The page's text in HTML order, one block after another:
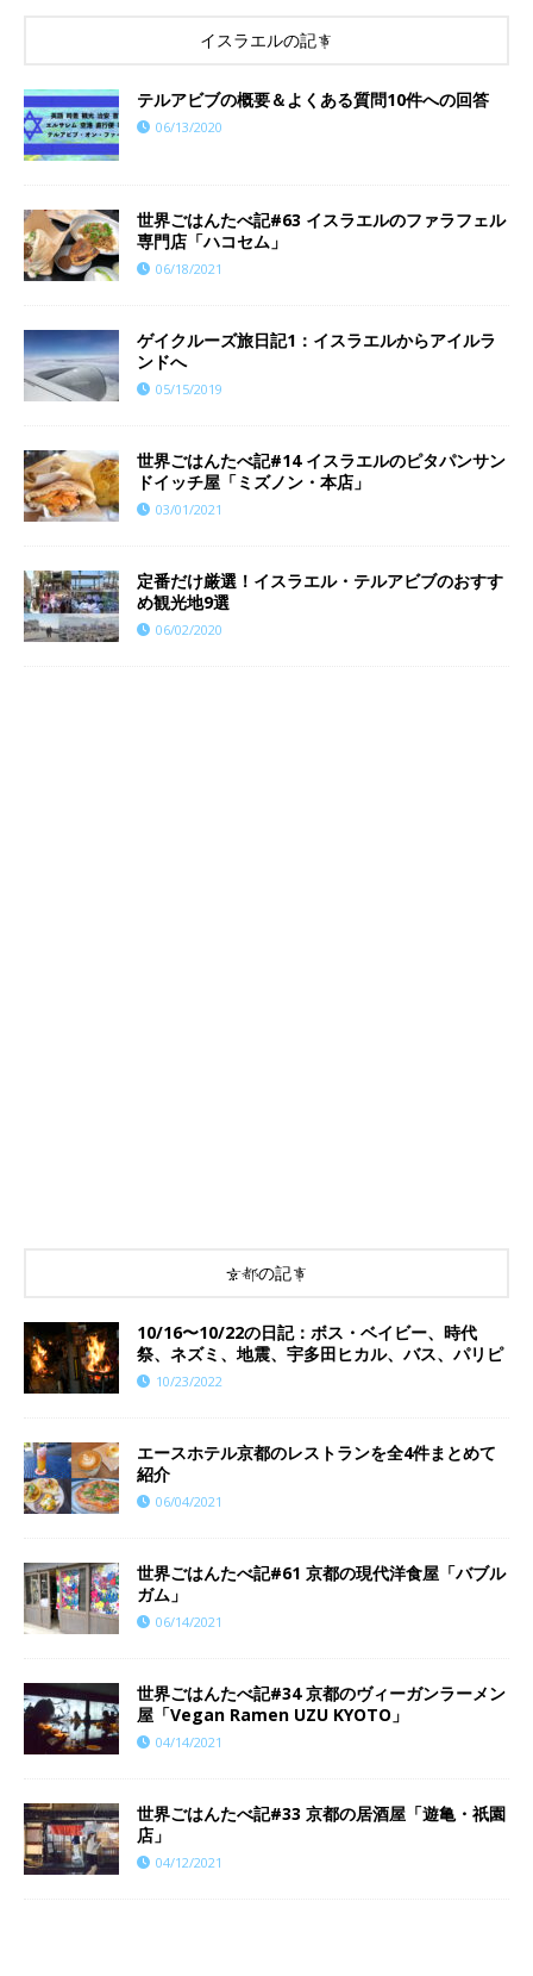
イスラエルの記事
テルアビブの概要＆よくある質問10件への回答
06/13/2020
世界ごはんたべ記#63 イスラエルのファラフェル
専門店「ハコセム」
06/18/2021
ゲイクルーズ旅日記1：イスラエルからアイルラ
ンドへ
05/15/2019
世界ごはんたべ記#14 イスラエルのピタパンサン
ドイッチ屋「ミズノン・本店」
03/01/2021
定番だけ厳選！イスラエル・テルアビブのおすす
め観光地9選
06/02/2020
京都の記事
10/16〜10/22の日記：ボス・ベイビー、時代
祭、ネズミ、地震、宇多田ヒカル、バス、パリピ
10/23/2022
エースホテル京都のレストランを全4件まとめて
紹介
06/04/2021
世界ごはんたべ記#61 京都の現代洋食屋「バブル
ガム」
06/14/2021
世界ごはんたべ記#34 京都のヴィーガンラーメン
屋「Vegan Ramen UZU KYOTO」
04/14/2021
世界ごはんたべ記#33 京都の居酒屋「遊亀・祇園
店」
04/12/2021